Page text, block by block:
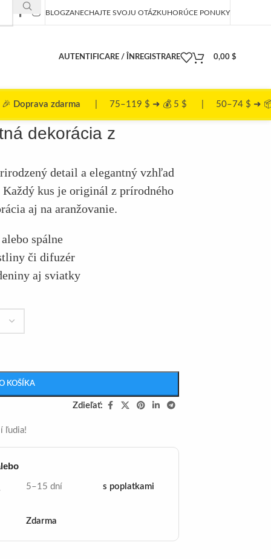
BLOGZANECHAJTE SVOJU OTÁZKUHORÚCE PONUKY
AUTENTIFICARE / ÎNREGISTRARE 0,00 $
| 75–119 $ ➜ 💰 5 $ | 50–74 $ ➜ 📦 10 $
dekorácia z
detail a elegantný vzhľad
kus je originál z prírodného
aj na aranžovanie.
spálne
či difuzér
aj sviatky
KOŠÍKA
Zdieľať:
ľudia!
5–15 dní s poplatkami
Zdarma